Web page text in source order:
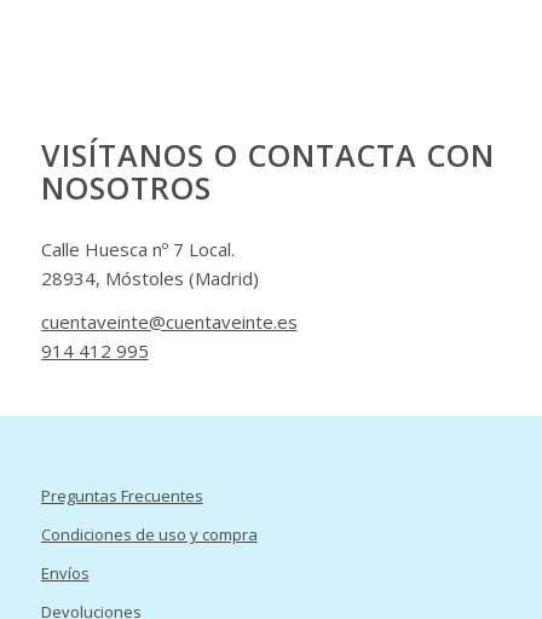
VISÍTANOS O CONTACTA CON
NOSOTROS
Calle Huesca nº 7 Local.
28934, Móstoles (Madrid)
cuentaveinte@cuentaveinte.es
914 412 995
Preguntas Frecuentes
Condiciones de uso y compra
Envíos
Devoluciones